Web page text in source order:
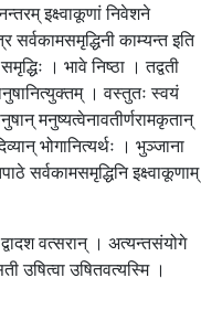
इक्ष्वाकूणां निवेशने
सर्वकामसमृद्धिनी काम्यन्त इति
। भावे निष्ठा । तद्वती
। वस्तुतः स्वयं
मनुष्यत्वेनावतीर्णरामकृतान्
भोगानित्यर्थः । भुञ्जाना
सर्वकामसमृद्धिनि इक्ष्वाकूणाम्
वत्सरान् । अत्यन्तसंयोगे
उषित्वा उषितवत्यस्मि ।